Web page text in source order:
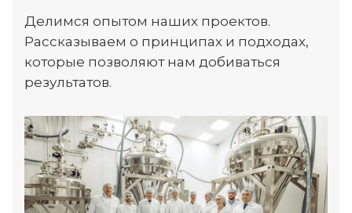
Делимся опытом наших проектов.
Рассказываем о принципах и подходах,
которые позволяют нам добиваться
результатов.